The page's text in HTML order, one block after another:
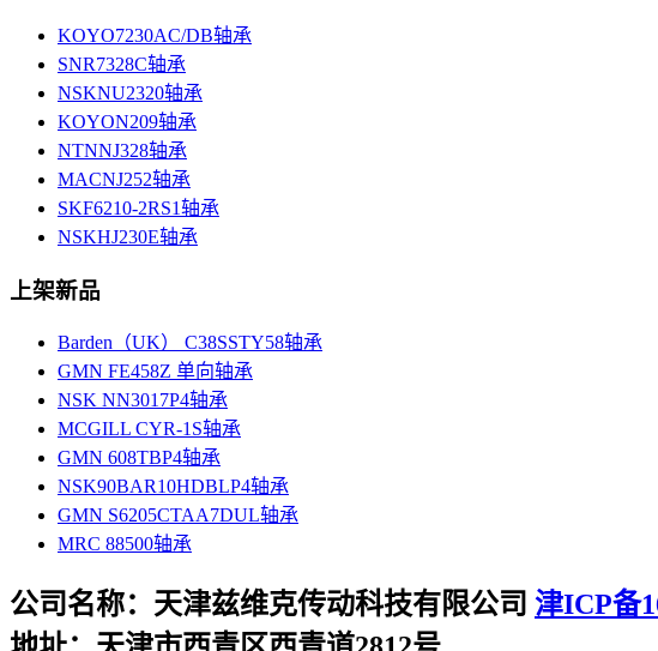
KOYO7230AC/DB轴承
SNR7328C轴承
NSKNU2320轴承
KOYON209轴承
NTNNJ328轴承
MACNJ252轴承
SKF6210-2RS1轴承
NSKHJ230E轴承
上架新品
Barden（UK） C38SSTY58轴承
GMN FE458Z 单向轴承
NSK NN3017P4轴承
MCGILL CYR-1S轴承
GMN 608TBP4轴承
NSK90BAR10HDBLP4轴承
GMN S6205CTAA7DUL轴承
MRC 88500轴承
公司名称：天津兹维克传动科技有限公司 津ICP备